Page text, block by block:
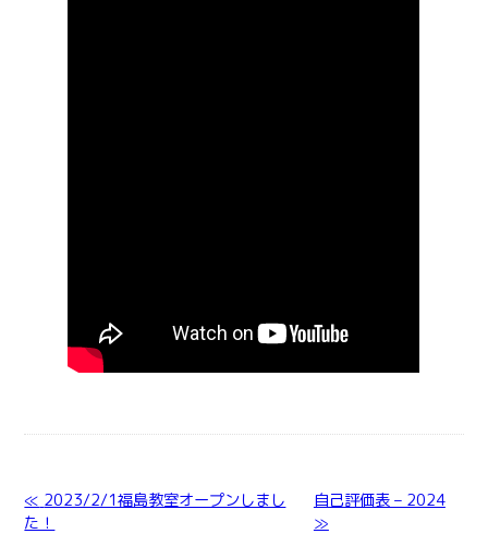
≪ 2023/2/1福島教室オープンしまし
た！
自己評価表 – 2024
≫